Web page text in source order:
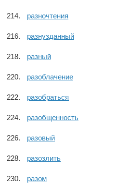
разночтения
разнузданный
разный
разоблачение
разобраться
разобщенность
разовый
разозлить
разом